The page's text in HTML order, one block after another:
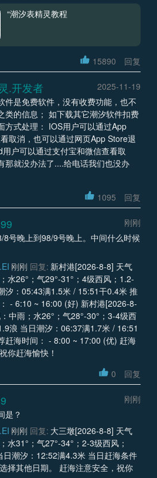
“潮汐表精灵教程
15890 回复
.开发者
2025-11-19
件是免费软件，没有收费功能，也不
类的信息； 如下载其它潮汐软件扣费
方式处理： IOS用户可以通过App
取消，也可以通过网页App Store退
户可以通过支付宝和微信查看取
那就没办法了....给电话我们也没办
1095 回复
刚刚
8号晚上到98/9号晚上。中间什么时候
刚刚 回复: 新村港[2026-8-8] 天气
水26°；气29°-31°；4级西风；1.2-
汐：05:43满1.5米 / 15:51干0.4米 推
~ 16:00 (好) 新村港[2026-8-
中雨；水26°；气28°-30°；3-4级西
浪 当日潮汐：06:37满1.7米 / 16:51
赶海时间： - 8:00 ~ 17:00 (优) 赶海
你赶海愉快！
0 回复
刚刚
是？
刚刚 回复: 大三墩[2026-8-8] 天气
水31°；气27°-34°；2-3级西风；
日潮汐：12:52满4.3米 当日赶海条件
择其他日期。 赶海注意安全，祝你